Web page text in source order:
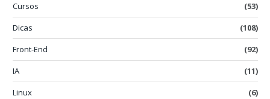
Cursos
(53)
Dicas
(108)
Front-End
(92)
IA
(11)
Linux
(6)